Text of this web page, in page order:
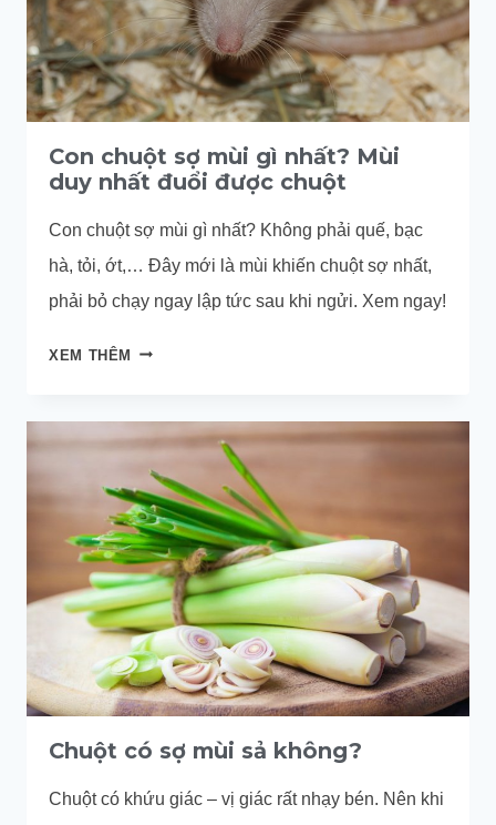
Con chuột sợ mùi gì nhất? Mùi
duy nhất đuổi được chuột
Con chuột sợ mùi gì nhất? Không phải quế, bạc
hà, tỏi, ớt,… Đây mới là mùi khiến chuột sợ nhất,
phải bỏ chạy ngay lập tức sau khi ngửi. Xem ngay!
XEM THÊM CON
NHẤT?
MÙI
DUY
NHẤT
ĐUỔI
ĐƯỢC
CHUỘT
Chuột có sợ mùi sả không?
Chuột có khứu giác – vị giác rất nhạy bén. Nên khi